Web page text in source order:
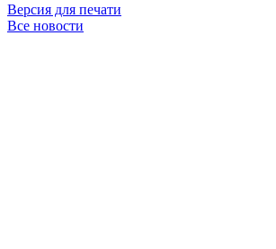
Версия для печати
Все новости